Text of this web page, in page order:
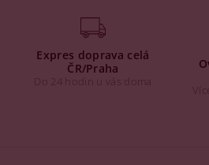
Expres doprava celá
ČR/Praha
Do 24 hodin u vás doma